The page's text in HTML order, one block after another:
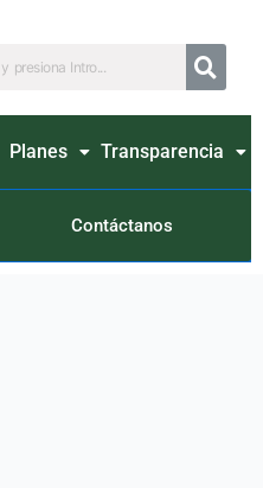
Planes Transparencia
Contáctanos